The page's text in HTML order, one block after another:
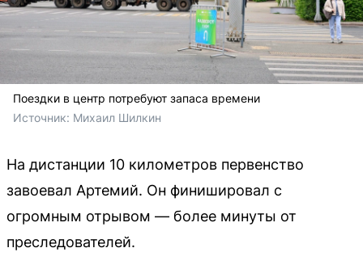
Поездки в центр потребуют запаса времени
Источник: Михаил Шилкин
На дистанции 10 километров первенство
завоевал Артемий. Он финишировал с
огромным отрывом — более минуты от
преследователей.